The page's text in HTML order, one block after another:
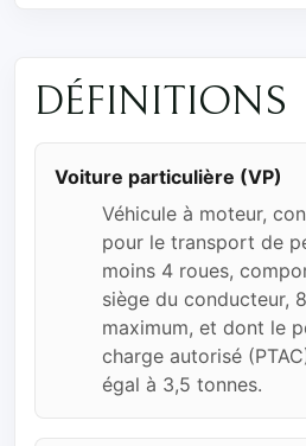
DÉFINITIONS
Voiture particulière (VP)
Véhicule à moteur,
pour le transport de
moins 4 roues,
siège du conducteur,
maximum, et dont le
charge autorisé
égal à 3,5 tonnes.